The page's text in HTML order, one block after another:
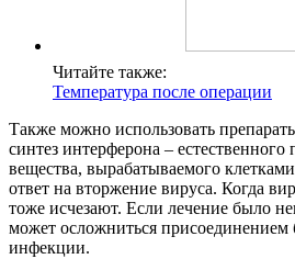
Читайте также:
Температура после операции
Также можно использовать
синтез интерферона – естественного
вещества, вырабатываемого
ответ на вторжение вируса. Когда
тоже исчезают. Если лечение было
может осложниться присоединением
инфекции.